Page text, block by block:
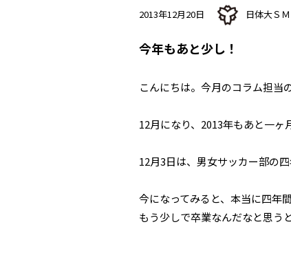
2013年12月20日 日体大Ｓ
今年もあと少し！
こんにちは。今月のコラム担当
12月になり、2013年もあと一ヶ
12月3日は、男女サッカー部の
今になってみると、本当に四年
もう少しで卒業なんだなと思う